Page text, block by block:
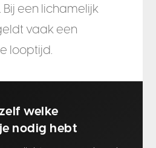
een lichamelijk
vaak een
looptijd.
welke
nodig hebt